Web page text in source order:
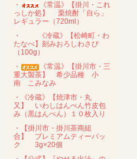
・
《常温》【掛川・これ
っしか処】 栗焼酎「自ら」
レギュラー（720ml）
・
《冷蔵》【松崎町・わ
たなべ】刻みおろしわさび
（100g）
・
《常温》【掛川市・三
重大製茶】 希少品種 小
南 こみなみ
・《冷蔵》【焼津市・丸
又】 いわしはんぺん竹皮包
み（黒はんぺん）１０枚入り
・【掛川市・掛川茶商組
合】 プレミアムティーバッ
ク 3g×20個